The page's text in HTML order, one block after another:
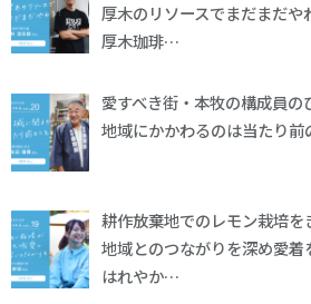
厚木のリソースでまだまだや
厚木珈琲…
愛すべき街・本牧の構成員の
地域にかかわるのは当たり前
耕作放棄地でのレモン栽培を
地域とのつながりを深め愛着
はれやか…